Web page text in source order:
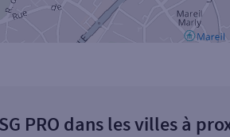
PRO dans les villes à